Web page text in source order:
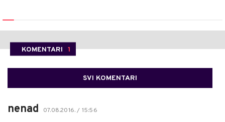
KOMENTARI 1
SVI KOMENTARI
nenad 07.08.2016. / 15:56